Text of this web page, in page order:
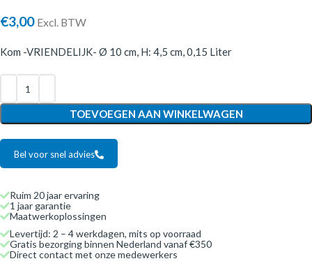
€3,00 Excl. BTW
Kom -VRIENDELIJK- Ø 10 cm, H: 4,5 cm, 0,15 Liter
TOEVOEGEN AAN WINKELWAGEN
Bel voor snel advies
Ruim 20 jaar ervaring
1 jaar garantie
Maatwerkoplossingen
Levertijd: 2 – 4 werkdagen, mits op voorraad
Gratis bezorging binnen Nederland vanaf €350
Direct contact met onze medewerkers